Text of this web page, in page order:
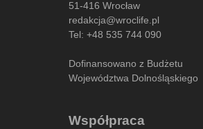
51-416 Wrocław
redakcja@wroclife.pl
Tel: +48 535 744 090
Dofinansowano z Budżetu
Województwa Dolnośląskiego
Współpraca